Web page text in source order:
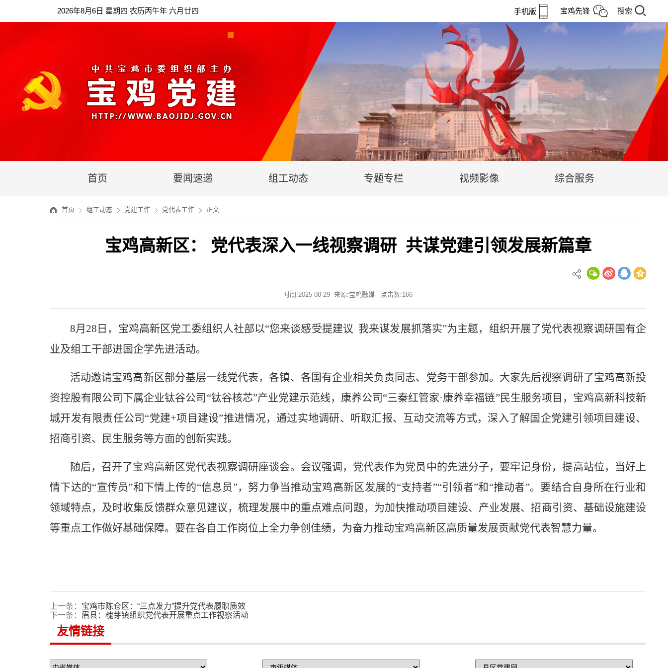
2026年8月6日 星期四 农历丙午年 六月廿四 手机版 宝鸡先锋 搜索
首页 要闻速递 组工动态 专题专栏 视频影像 综合服务
首页 组工动态 党建工作 党代表工作 正文
宝鸡高新区： 党代表深入一线视察调研 共谋党建引领发展新篇章
时间:2025-08-29 来源:宝鸡融媒 点击数:166
8月28日，宝鸡高新区党工委组织人社部以“您来谈感受提建议 我来谋发展抓落实”为主题，组织开展了党代表视察调研国有企
业及组工干部进国企学先进活动。
活动邀请宝鸡高新区部分基层一线党代表，各镇、各国有企业相关负责同志、党务干部参加。大家先后视察调研了宝鸡高新投
资控股有限公司下属企业钛谷公司 “钛谷核芯”产业党建示范线，康养公司“三秦红管家·康养幸福链”民生服务项目，宝鸡高新科技新
城开发有限责任公司“党建+项目建设”推进情况，通过实地调研、听取汇报、互动交流等方式，深入了解国企党建引领项目建设、
招商引资、民生服务等方面的创新实践。
随后，召开了宝鸡高新区党代表视察调研座谈会。会议强调，党代表作为党员中的先进分子，要牢记身份，提高站位，当好上
情下达的“宣传员”和下情上传的“信息员”，努力争当推动宝鸡高新区发展的“支持者”“引领者”和“推动者”。要结合自身所在行业和
领域特点，及时收集反馈群众意见建议，梳理发展中的重点难点问题，为加快推动项目建设、产业发展、招商引资、基础设施建设
等重点工作做好基础保障。要在各自工作岗位上全力争创佳绩，为奋力推动宝鸡高新区高质量发展贡献党代表智慧力量。
上一条： 宝鸡市陈仓区：“三点发力”提升党代表履职质效
下一条： 眉县：槐芽镇组织党代表开展重点工作视察活动
友情链接